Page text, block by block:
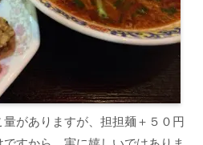
がありますが、担担麺＋５０円